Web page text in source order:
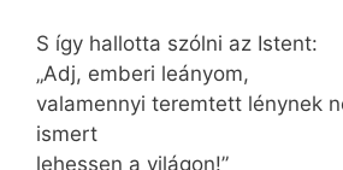
S így hallotta szólni az Istent:
„Adj, emberi leányom,
valamennyi teremtett lénynek
ismert
lehessen a világon!”